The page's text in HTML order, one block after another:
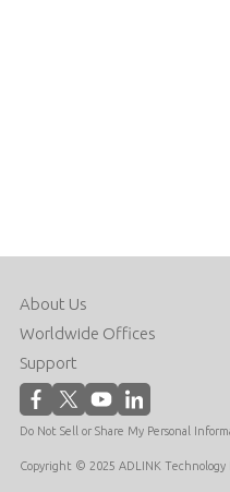
About Us
Worldwide Offices
Support
Do Not Sell or Share My Personal
Copyright © 2025 ADLINK Technology